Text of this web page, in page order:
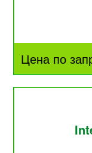
Цена по